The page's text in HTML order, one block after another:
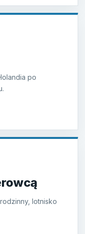
po
lotnisko